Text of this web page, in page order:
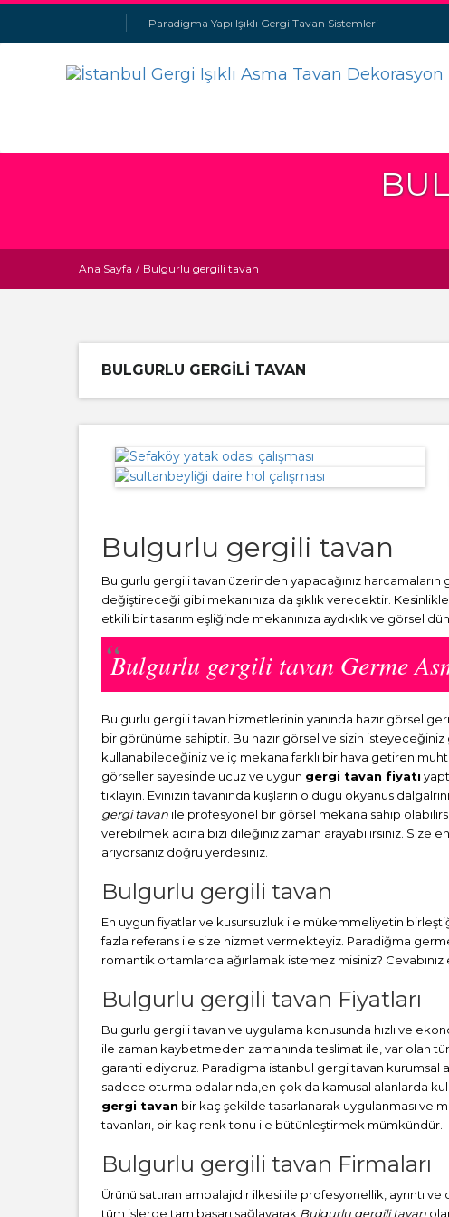
Paradigma Yapı Işıklı Gergi Tavan Sistemleri
Ana Sayfa / Bulgurlu gergili tavan
BULGURLU GERGILI TAVAN
Bulgurlu gergili tavan
Bulgurlu gergili tavan üzerinden yapacağınız harcamaların
değiştireceği gibi mekanınıza da şıklık verecektir.
etkili bir tasarım eşliğinde mekanınıza aydıklık ve görsel
Bulgurlu gergili tavan Germe
Bulgurlu gergili tavan hizmetlerinin yanında hazır görsel
bir görünüme sahiptir. Bu hazır görsel ve sizin
kullanabileceğiniz ve iç mekana farklı bir hava getiren
görseller sayesinde ucuz ve uygun gergi tavan fiyatı
tıklayın. Evinizin tavanında kuşların oldugu okyanus
gergi tavan ile profesyonel bir görsel mekana sahip
verebilmek adına bizi dileğiniz zaman arayabilirsiniz. Size
arıyorsanız doğru yerdesiniz.
Bulgurlu gergili tavan
En uygun fiyatlar ve kusursuzluk ile mükemmeliyetin
fazla referans ile size hizmet vermekteyiz. Paradiğma
romantik ortamlarda ağırlamak istemez misiniz?
Bulgurlu gergili tavan Fiyatları
Bulgurlu gergili tavan ve uygulama konusunda hızlı ve
ile zaman kaybetmeden zamanında teslimat ile, var olan
garanti ediyoruz. Paradigma istanbul gergi tavan kurumsal
sadece oturma odalarında,en çok da kamusal alanlarda
gergi tavan bir kaç şekilde tasarlanarak uygulanması ve
tavanları, bir kaç renk tonu ile bütünleştirmek mümkündür.
Bulgurlu gergili tavan Firmaları
Ürünü sattıran ambalajıdır ilkesi ile profesyonellik, ayrıntı
tüm işlerde tam başarı sağlayarak Bulgurlu gergili tavan